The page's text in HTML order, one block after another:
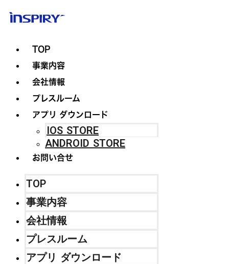
TOP
事業内容
会社情報
プレスルーム
アプリ ダウンロード
IOS STORE
ANDROID STORE
お問い合せ
TOP
事業内容
会社情報
プレスルーム
アプリ ダウンロード